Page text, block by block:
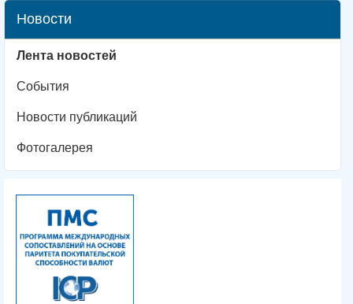
Новости
Лента новостей
События
Новости публикаций
Фотогалерея